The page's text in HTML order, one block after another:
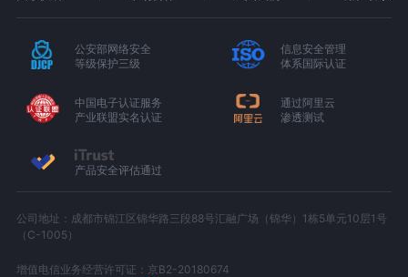
公安部网络安全
等级保护三级
信息安全管理
体系国际认证
中国电子认证服务
产业联盟实名认证
通过阿里云
渗透测试
产品安全评估通过
公司地址：成都市锦江区锦华路三段88号汇融广场（锦华）1栋5单元10层1号
（C-1005）
增值电信业务经营许可证：京B2-20180674